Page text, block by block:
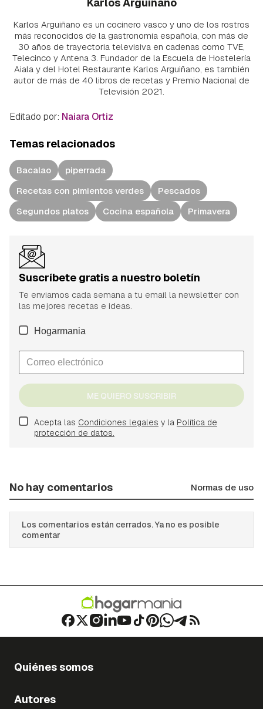
Karlos Arguiñano
Karlos Arguiñano es un cocinero vasco y uno de los rostros
más reconocidos de la gastronomía española, con más de
30 años de trayectoria televisiva en cadenas como TVE,
Telecinco y Antena 3. Fundador de la Escuela de Hostelería
Aiala y del Hotel Restaurante Karlos Arguiñano, es también
autor de más de 40 libros de recetas y Premio Nacional de
Televisión 2021.
Editado por: Naiara Ortiz
Temas relacionados
Bacalao
piperrada
Recetas con pimientos verdes
Pescados
Segundos platos
Cocina española Primavera
Suscríbete gratis a nuestro boletín
Te enviamos cada semana a tu email la newsletter con
las mejores recetas e ideas.
Hogarmania
ME QUIERO SUSCRIBIR
Acepta las Condiciones legales y la Política de
protección de datos.
No hay comentarios Normas de uso
Los comentarios están cerrados. Ya no es posible
comentar
Quiénes somos
Autores